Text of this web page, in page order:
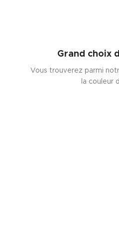
Grand choix
Vous trouverez parmi
la couleur